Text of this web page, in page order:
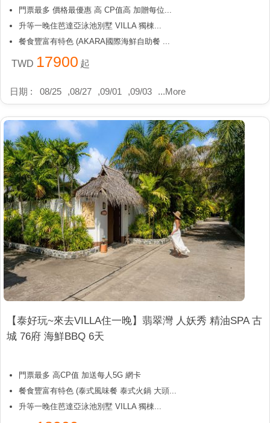
門票最多 價格最優惠 高 CP值高 加贈每位...
升等一晚住芭達亞泳池別墅 VILLA 獨棟...
餐食豐富有特色 (AKARA國際海鮮自助餐 ...
TWD 17900 起
日期 : 08/25 ,08/27 ,09/01 ,09/03 ...More
【泰好玩~來去VILLA住一晚】翡翠灣 人妖秀 精油SPA 古
城 76府 海鮮BBQ 6天
門票最多 高CP值 加送每人5G 網卡
餐食豐富有特色 (泰式風味餐 泰式火鍋 大頭...
升等一晚住芭達亞泳池別墅 VILLA 獨棟...